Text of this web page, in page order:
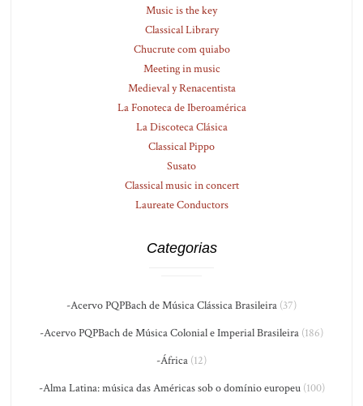
Music is the key
Classical Library
Chucrute com quiabo
Meeting in music
Medieval y Renacentista
La Fonoteca de Iberoamérica
La Discoteca Clásica
Classical Pippo
Susato
Classical music in concert
Laureate Conductors
Categorias
-Acervo PQPBach de Música Clássica Brasileira (37)
-Acervo PQPBach de Música Colonial e Imperial Brasileira (186)
-África (12)
-Alma Latina: música das Américas sob o domínio europeu(100)